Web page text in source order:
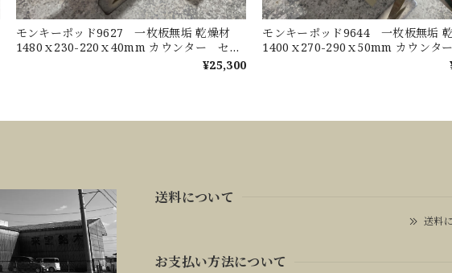
モンキーポッド9627 一枚板無垢 乾燥材
1480ｘ230-220ｘ40mm カウンター セン
¥25,300
モンキーポッド9644 一枚板無垢
1400ｘ270-290ｘ50mm カウンタ
送料について
送料
お支払い方法について